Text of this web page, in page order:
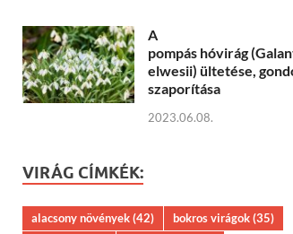
A
pompás hóvirág
elwesii) ültetése,
szaporítása
2023.06.08.
VIRÁG CÍMKÉK:
alacsony növények(42) bokros virágok(35)